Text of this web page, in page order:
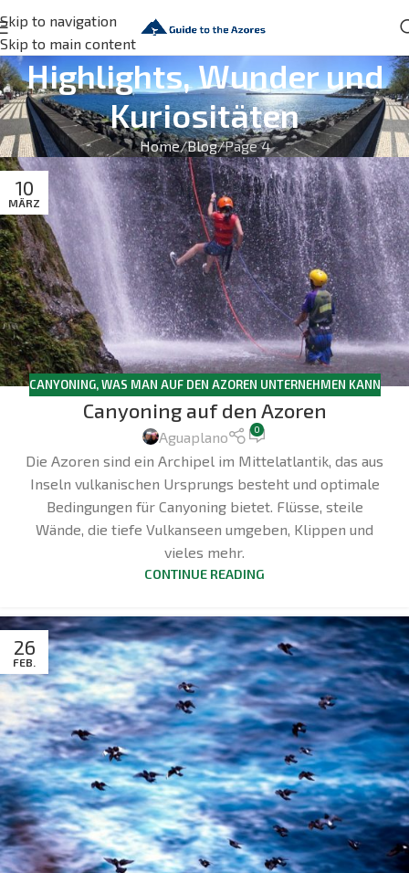
Skip to navigation
Skip to main content
Highlights, Wunder und
Kuriositäten
Home Blog Page 4
10
MÄRZ
CANYONING,WAS MAN AUF DEN AZOREN UNTERNEHMEN KANN
Canyoning auf den Azoren
Aguaplano 0
Die Azoren sind ein Archipel im Mittelatlantik, das aus
Inseln vulkanischen Ursprungs besteht und optimale
Bedingungen für Canyoning bietet. Flüsse, steile
Wände, die tiefe Vulkanseen umgeben, Klippen und
vieles mehr.
CONTINUE READING
26
FEB.